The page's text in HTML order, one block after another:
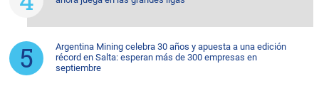
Argentina Mining celebra 30 años y apuesta a una edición
récord en Salta: esperan más de 300 empresas en
septiembre